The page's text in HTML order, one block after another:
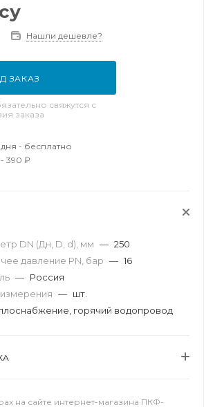
Нашли дешевле?
ЗАКАЗ
свяжутся с
заказа
- бесплатно
390 ₽
DN (Дн, D, d), мм — 250
давление PN, бар — 16
— Россия
— шт.
горячий водопровод
на сайте интернет-магазина ПКФ-